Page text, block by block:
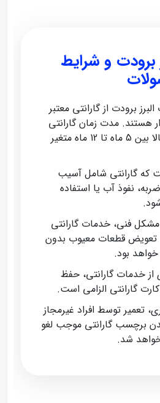
برودت و شرایط
برودت از گارانتی معتبر
هستند. مدت زمان گارانتی
بسته به نوع کالا بین 5 ماه تا 12 ماه متغیر
که گارانتی شامل آسیب‌
نفوذ آب یا استفاده
فنی، خدمات گارانتی
تعویض قطعات معیوب بدون
بود.
از خدمات گارانتی، حفظ
گارانتی الزامی است.
تعمیر توسط افراد غیرمجاز
برچسب گارانتی موجب لغو
خواهد شد.